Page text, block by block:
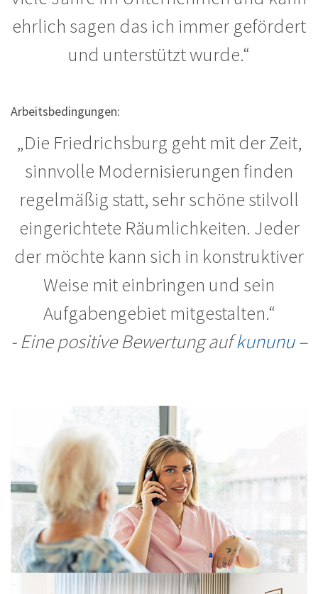
ehrlich sagen das ich immer gefördert
und unterstützt wurde.“
Arbeitsbedingungen:
„Die Friedrichsburg geht mit der Zeit,
sinnvolle Modernisierungen finden
regelmäßig statt, sehr schöne stilvoll
eingerichtete Räumlichkeiten. Jeder
der möchte kann sich in konstruktiver
Weise mit einbringen und sein
Aufgabengebiet mitgestalten.“
- Eine positive Bewertung aufkununu–